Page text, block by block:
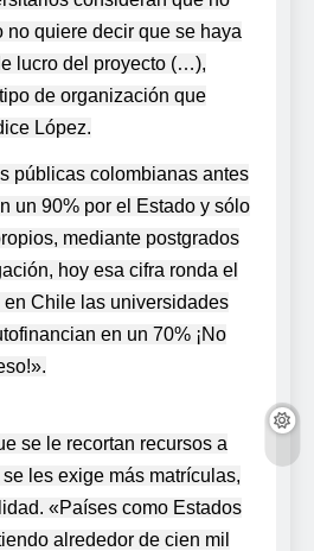
no quiere decir que se haya
lucro del proyecto (…),
de organización que
López.
públicas colombianas antes
un 90% por el Estado y sólo
mediante postgrados
hoy esa cifra ronda el
Chile las universidades
en un 70% ¡No
se le recortan recursos a
les exige más matrículas,
«Países como Estados
alrededor de cien mil